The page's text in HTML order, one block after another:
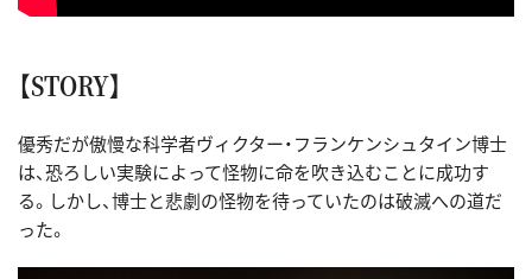
【STORY】
優秀だが傲慢な科学者ヴィクター・フランケンシュタイン博士
は、恐ろしい実験によって怪物に命を吹き込むことに成功す
る。しかし、博士と悲劇の怪物を待っていたのは破滅への道だ
った。